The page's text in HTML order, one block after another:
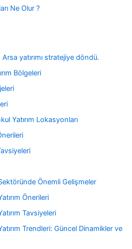
Ne Olur ?
yatırımı stratejiye döndü.
Bölgeleri
Yatırım Lokasyonları
Önemli Gelişmeler
Önerileri
Tavsiyeleri
Trendleri: Güncel Dinamikler ve